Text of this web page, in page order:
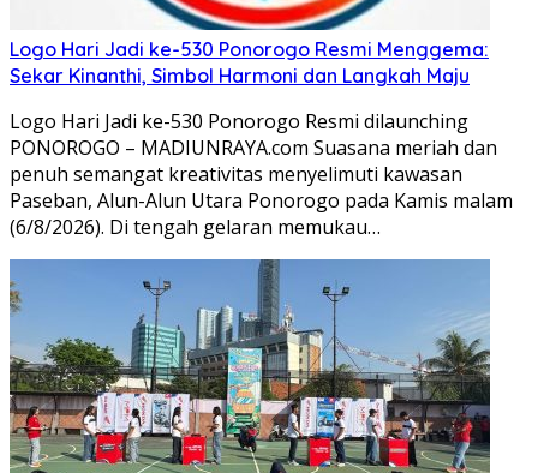
Logo Hari Jadi ke-530 Ponorogo Resmi Menggema:
Sekar Kinanthi, Simbol Harmoni dan Langkah Maju
Logo Hari Jadi ke-530 Ponorogo Resmi dilaunching
PONOROGO – MADIUNRAYA.com Suasana meriah dan
penuh semangat kreativitas menyelimuti kawasan
Paseban, Alun-Alun Utara Ponorogo pada Kamis malam
(6/8/2026). Di tengah gelaran memukau…